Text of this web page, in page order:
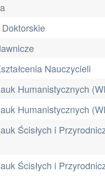
Nauczycieli
Humanistycznych
Humanistycznych
Ścisłych i
Ścisłych i